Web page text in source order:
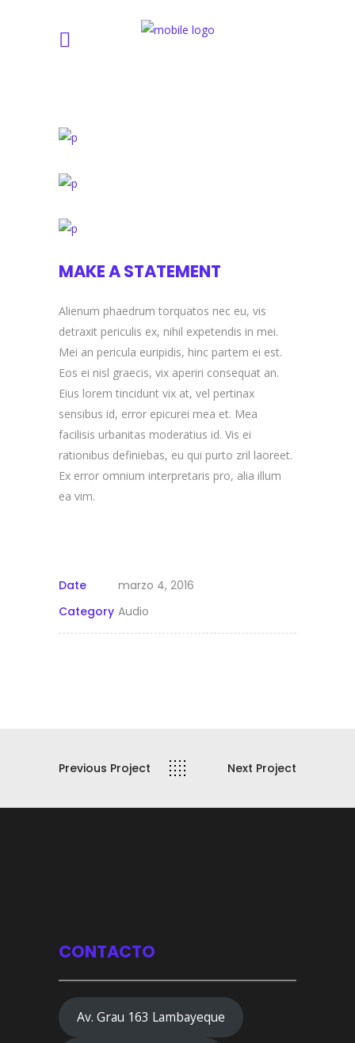
MAKE A STATEMENT
Alienum phaedrum torquatos nec eu, vis
detraxit periculis ex, nihil expetendis in mei.
Mei an pericula euripidis, hinc partem ei est.
Eos ei nisl graecis, vix aperiri consequat an.
Eius lorem tincidunt vix at, vel pertinax
sensibus id, error epicurei mea et. Mea
facilisis urbanitas moderatius id. Vis ei
rationibus definiebas, eu qui purto zril laoreet.
Ex error omnium interpretaris pro, alia illum
ea vim.
Date
marzo 4, 2016
Category Audio
Previous Project Next Project
CONTACTO
Av. Grau 163 Lambayeque